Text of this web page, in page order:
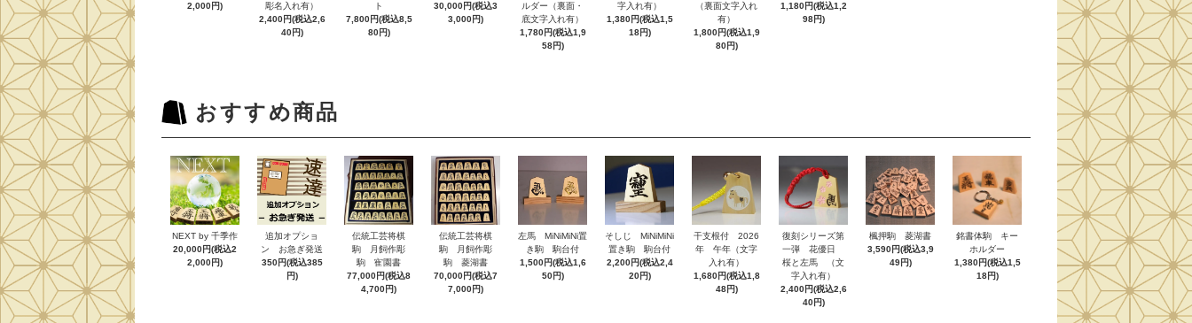
2,000円)
彫名入れ有）
2,400円(税込2,6
40円)
ト
7,800円(税込8,5
80円)
30,000円(税込3
3,000円)
ルダー（裏面・
底文字入れ有）
1,780円(税込1,9
58円)
字入れ有）
1,380円(税込1,5
18円)
（裏面文字入れ
有）
1,800円(税込1,9
80円)
1,180円(税込1,2
98円)
おすすめ商品
NEXT by 千季作
20,000円(税込2
2,000円)
追加オプショ
ン お急ぎ発送
350円(税込385
円)
伝統工芸将棋
駒 月飼作彫
駒 寉園書
77,000円(税込8
4,700円)
伝統工芸将棋
駒 月飼作彫
駒 菱湖書
70,000円(税込7
7,000円)
左馬 MiNiMiNi置
き駒 駒台付
1,500円(税込1,6
50円)
そしじ MiNiMiNi
置き駒 駒台付
2,200円(税込2,4
20円)
干支根付 2026
年 午年（文字
入れ有）
1,680円(税込1,8
48円)
復刻シリーズ第
一弾 花優日
桜と左馬 （文
字入れ有）
2,400円(税込2,6
40円)
楓押駒 菱湖書
3,590円(税込3,9
49円)
銘書体駒 キー
ホルダー
1,380円(税込1,5
18円)